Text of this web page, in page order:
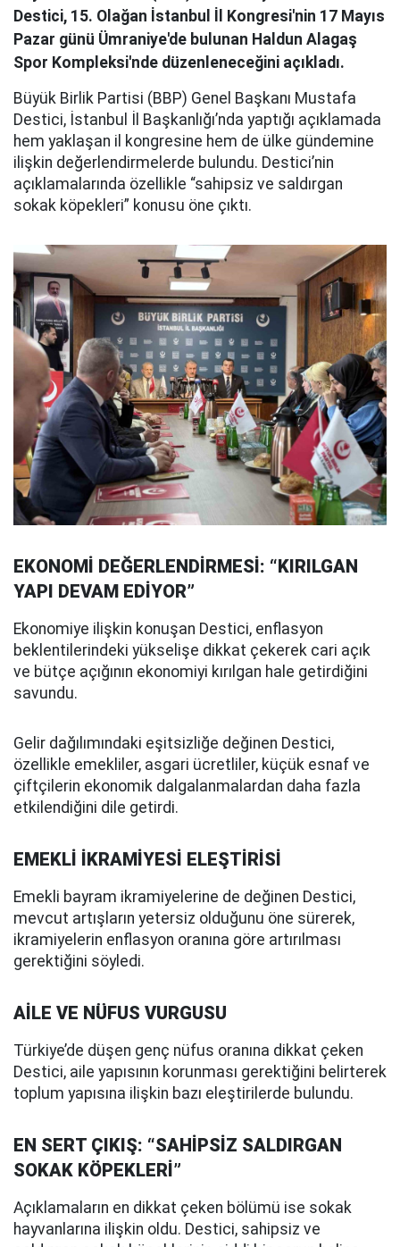
Destici, 15. Olağan İstanbul İl Kongresi'nin 17 Mayıs
Pazar günü Ümraniye'de bulunan Haldun Alagaş
Spor Kompleksi'nde düzenleneceğini açıkladı.
Büyük Birlik Partisi (BBP) Genel Başkanı Mustafa
Destici, İstanbul İl Başkanlığı’nda yaptığı açıklamada
hem yaklaşan il kongresine hem de ülke gündemine
ilişkin değerlendirmelerde bulundu. Destici’nin
açıklamalarında özellikle “sahipsiz ve saldırgan
sokak köpekleri” konusu öne çıktı.
EKONOMİ DEĞERLENDİRMESİ: “KIRILGAN
YAPI DEVAM EDİYOR”
Ekonomiye ilişkin konuşan Destici, enflasyon
beklentilerindeki yükselişe dikkat çekerek cari açık
ve bütçe açığının ekonomiyi kırılgan hale getirdiğini
savundu.
Gelir dağılımındaki eşitsizliğe değinen Destici,
özellikle emekliler, asgari ücretliler, küçük esnaf ve
çiftçilerin ekonomik dalgalanmalardan daha fazla
etkilendiğini dile getirdi.
EMEKLİ İKRAMİYESİ ELEŞTİRİSİ
Emekli bayram ikramiyelerine de değinen Destici,
mevcut artışların yetersiz olduğunu öne sürerek,
ikramiyelerin enflasyon oranına göre artırılması
gerektiğini söyledi.
AİLE VE NÜFUS VURGUSU
Türkiye’de düşen genç nüfus oranına dikkat çeken
Destici, aile yapısının korunması gerektiğini belirterek
toplum yapısına ilişkin bazı eleştirilerde bulundu.
EN SERT ÇIKIŞ: “SAHİPSİZ SALDIRGAN
SOKAK KÖPEKLERİ”
Açıklamaların en dikkat çeken bölümü ise sokak
hayvanlarına ilişkin oldu. Destici, sahipsiz ve